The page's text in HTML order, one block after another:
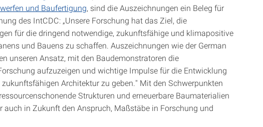
und Baufertigung, sind die Auszeichnungen ein Beleg für
des IntCDC: „Unsere Forschung hat das Ziel, die
für die dringend notwendige, zukunftsfähige und klimapositive
und Bauens zu schaffen. Auszeichnungen wie der German
unseren Ansatz, mit den Baudemonstratoren die
aufzuzeigen und wichtige Impulse für die Entwicklung
Architektur zu geben." Mit den Schwerpunkten
Strukturen und erneuerbare Baumaterialien
auch in Zukunft den Anspruch, Maßstäbe in Forschung und